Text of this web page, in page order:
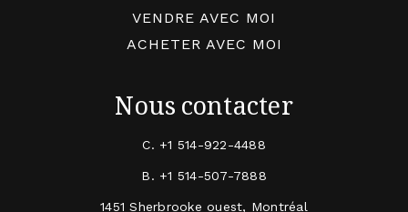
VENDRE AVEC MOI
ACHETER AVEC MOI
Nous contacter
C. +1 514-922-4488
B. +1 514-507-7888
1451 Sherbrooke ouest, Montréal